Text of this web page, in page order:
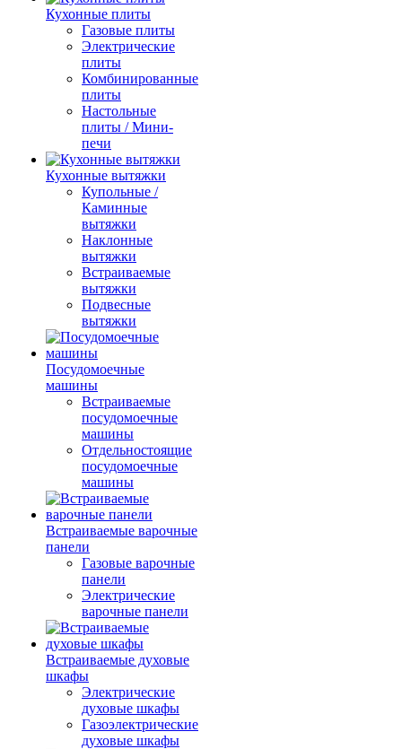
Кухонные плиты
Газовые плиты
Электрические
плиты
Комбинированные
плиты
Настольные
плиты / Мини-
печи
Кухонные вытяжки
Купольные /
Каминные
вытяжки
Наклонные
вытяжки
Встраиваемые
вытяжки
Подвесные
вытяжки
Посудомоечные
машины
Встраиваемые
посудомоечные
машины
Отдельностоящие
посудомоечные
машины
Встраиваемые варочные
панели
Газовые варочные
панели
Электрические
варочные панели
Встраиваемые духовые
шкафы
Электрические
духовые шкафы
Газоэлектрические
духовые шкафы